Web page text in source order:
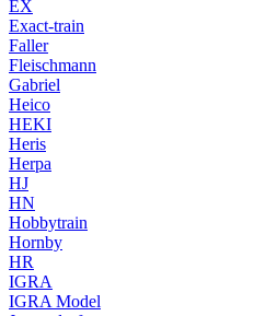
EX
Exact-train
Faller
Fleischmann
Gabriel
Heico
HEKI
Heris
Herpa
HJ
HN
Hobbytrain
Hornby
HR
IGRA
IGRA Model